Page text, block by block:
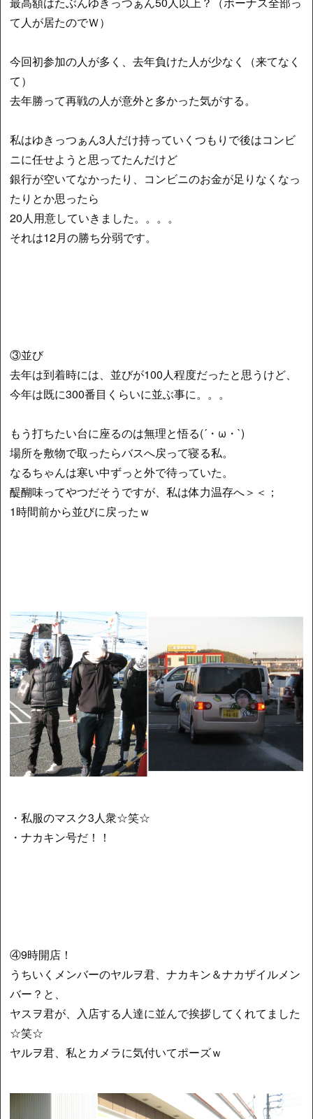
て人が居たのでＷ）
今回初参加の人が多く、去年負けた人が少なく（来てなく
て）
去年勝って再戦の人が意外と多かった気がする。
私はゆきっつぁん3人だけ持っていくつもりで後はコンビ
ニに任せようと思ってたんだけど
銀行が空いてなかったり、コンビニのお金が足りなくなっ
たりとか思ったら
20人用意していきました。。。。
それは12月の勝ち分弱です。
③並び
去年は到着時には、並びが100人程度だったと思うけど、
今年は既に300番目くらいに並ぶ事に。。。
もう打ちたい台に座るのは無理と悟る(´・ω・`)
場所を敷物で取ったらバスへ戻って寝る私。
なるちゃんは寒い中ずっと外で待っていた。
醍醐味ってやつだそうですが、私は体力温存へ＞＜；
1時間前から並びに戻ったｗ
・私服のマスク3人衆☆笑☆
・ナカキン号だ！！
④9時開店！
うちいくメンバーのヤルヲ君、ナカキン＆ナカザイルメン
バー？と、
ヤスヲ君が、入店する人達に並んで挨拶してくれてました
☆笑☆
ヤルヲ君、私とカメラに気付いてポーズｗ